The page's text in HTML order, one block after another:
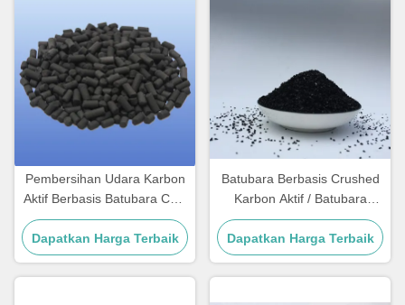
Pembersihan Udara Karbon
Aktif Berbasis Batubara CAS
64365-11-3 Karbon Aktif
Kolom
Dapatkan Harga Terbaik
Batubara Berbasis Crushed
Karbon Aktif / Batubara
Karbon Aktif Untuk klarifikasi
Dapatkan Harga Terbaik